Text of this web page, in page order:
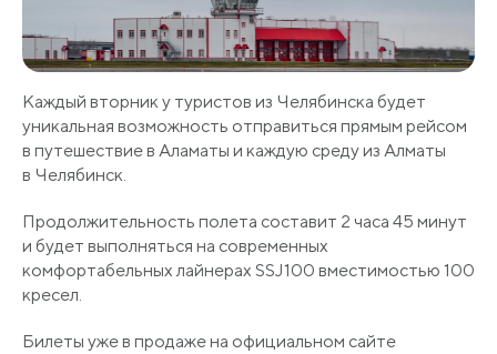
Каждый вторник у туристов из Челябинска будет
уникальная возможность отправиться прямым рейсом
в путешествие в Аламаты и каждую среду из Алматы
в Челябинск.
Продолжительность полета составит 2 часа 45 минут
и будет выполняться на современных
комфортабельных лайнерах SSJ100 вместимостью 100
кресел.
Билеты уже в продаже на официальном сайте